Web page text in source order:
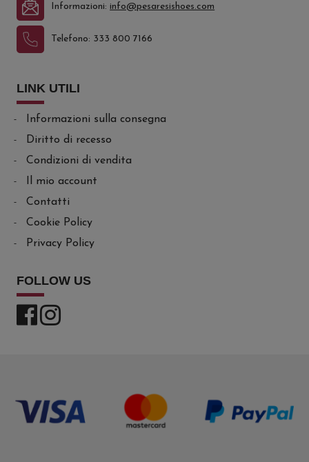
Informazioni:info@pesaresishoes.com
Telefono: 333 800 7166
LINK UTILI
Informazioni sulla consegna
Diritto di recesso
Condizioni di vendita
Il mio account
Contatti
Cookie Policy
Privacy Policy
FOLLOW US